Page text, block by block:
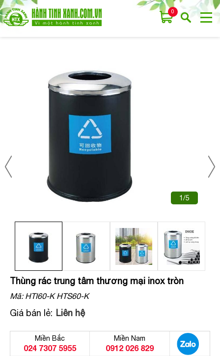
0
1/5
Thùng rác trung tâm thương mại inox tròn
Mã:HTI60-K HTS60-K
Giá bán lẻ: Liên hệ
Miền Bắc
024 7307 5955
Miền Nam
0912 026 829